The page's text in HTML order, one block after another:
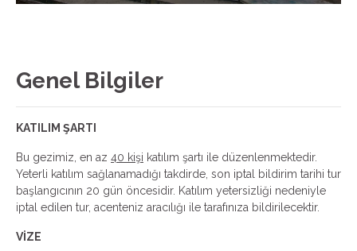
Genel Bilgiler
KATILIM ŞARTI
Bu gezimiz, en az 40 kişi katılım şartı ile düzenlenmektedir.
Yeterli katılım sağlanamadığı takdirde, son iptal bildirim tarihi tur
başlangıcının 20 gün öncesidir. Katılım yetersizliği nedeniyle
iptal edilen tur, acenteniz aracılığı ile tarafınıza bildirilecektir.
VİZE